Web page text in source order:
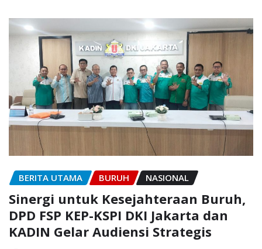
BERITA UTAMA BURUH NASIONAL
Sinergi untuk Kesejahteraan Buruh,
DPD FSP KEP-KSPI DKI Jakarta dan
KADIN Gelar Audiensi Strategis